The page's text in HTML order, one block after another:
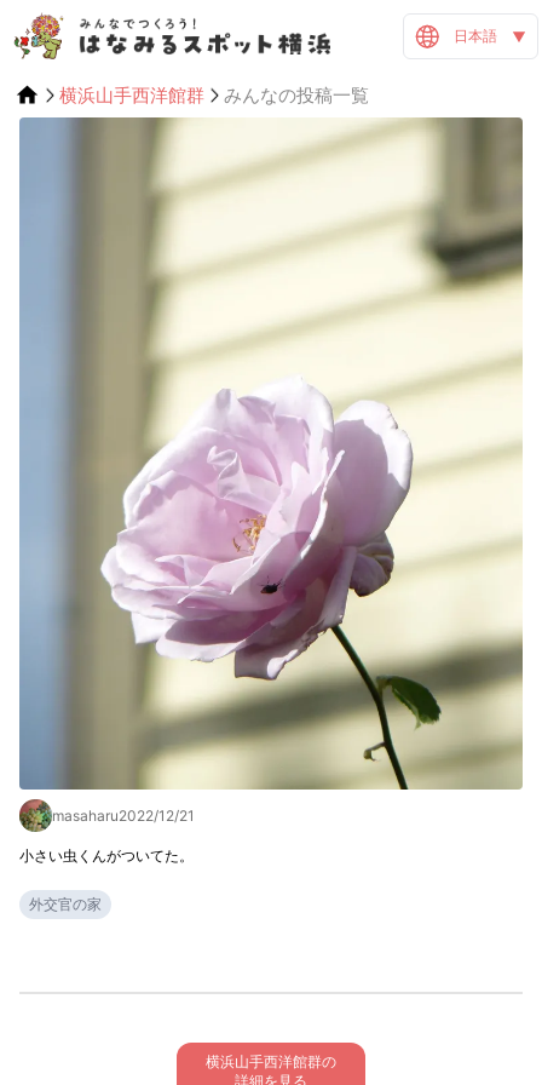
日本語
横浜山手西洋館群 みんなの投稿一覧
masaharu2022/12/21
小さい虫くんがついてた。
外交官の家
横浜山手西洋館群の
詳細を見る